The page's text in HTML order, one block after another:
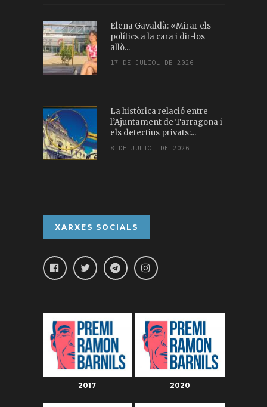
Elena Gavaldà: «Mirar els
polítics a la cara i dir-los
allò...
17 DE JULIOL DE 2026
La històrica relació entre
l’Ajuntament de Tarragona i
els detectius privats:...
8 DE JULIOL DE 2026
XARXES SOCIALS
2017 2020